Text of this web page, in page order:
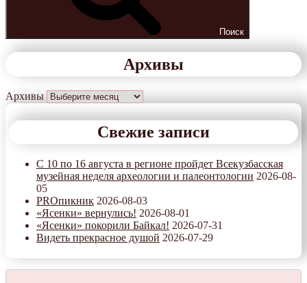
Поиск
Архивы
Архивы
Свежие записи
С 10 по 16 августа в регионе пройдет Всекузбасская
музейная неделя археологии и палеонтологии 2026-08-
05
PROпикник 2026-08-03
«Ясенки» вернулись! 2026-08-01
«Ясенки» покорили Байкал! 2026-07-31
Видеть прекрасное душой 2026-07-29